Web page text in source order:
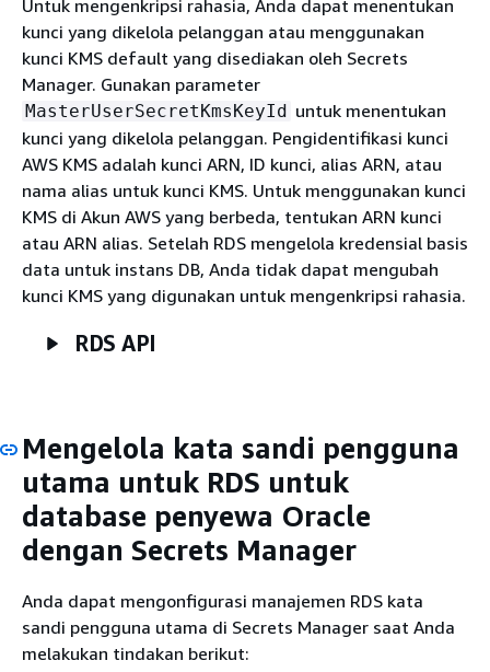
Untuk mengenkripsi rahasia, Anda dapat menentukan
kunci yang dikelola pelanggan atau menggunakan
kunci KMS default yang disediakan oleh Secrets
Manager. Gunakan parameter
MasterUserSecretKmsKeyId untuk menentukan
kunci yang dikelola pelanggan. Pengidentifikasi kunci
AWS KMS adalah kunci ARN, ID kunci, alias ARN, atau
nama alias untuk kunci KMS. Untuk menggunakan kunci
KMS di Akun AWS yang berbeda, tentukan ARN kunci
atau ARN alias. Setelah RDS mengelola kredensial basis
data untuk instans DB, Anda tidak dapat mengubah
kunci KMS yang digunakan untuk mengenkripsi rahasia.
RDS API
Mengelola kata sandi pengguna
utama untuk RDS untuk
database penyewa Oracle
dengan Secrets Manager
Anda dapat mengonfigurasi manajemen RDS kata
sandi pengguna utama di Secrets Manager saat Anda
melakukan tindakan berikut: